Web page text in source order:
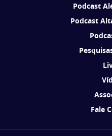
Podcast
Podcast
Fale